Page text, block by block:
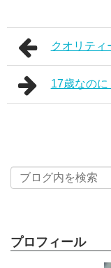
クオリティ
17歳なのに
プロフィール